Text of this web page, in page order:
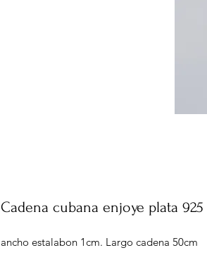
Cadena cubana enjoye plata 925
ancho estalabon 1cm. Largo cadena 50cm